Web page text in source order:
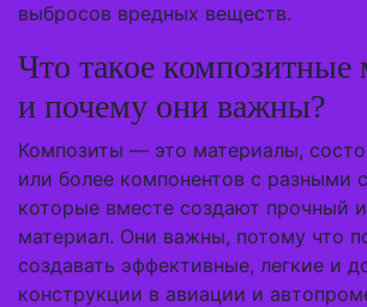
выбросов вредных веществ.
Что такое композитные
и почему они важны?
Композиты — это материалы,
или более компонентов с разными
которые вместе создают прочный
материал. Они важны, потому что
создавать эффективные, легкие и
конструкции в авиации и